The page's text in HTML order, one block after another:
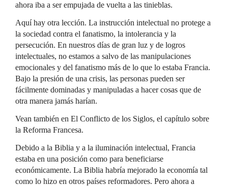
ahora iba a ser empujada de vuelta a las tinieblas.
Aquí hay otra lección. La instrucción intelectual no protege a
la sociedad contra el fanatismo, la intolerancia y la
persecución. En nuestros días de gran luz y de logros
intelectuales, no estamos a salvo de las manipulaciones
emocionales y del fanatismo más de lo que lo estaba Francia.
Bajo la presión de una crisis, las personas pueden ser
fácilmente dominadas y manipuladas a hacer cosas que de
otra manera jamás harían.
Vean también en El Conflicto de los Siglos, el capítulo sobre
la Reforma Francesa.
Debido a la Biblia y a la iluminación intelectual, Francia
estaba en una posición como para beneficiarse
económicamente. La Biblia habría mejorado la economía tal
como lo hizo en otros países reformadores. Pero ahora a